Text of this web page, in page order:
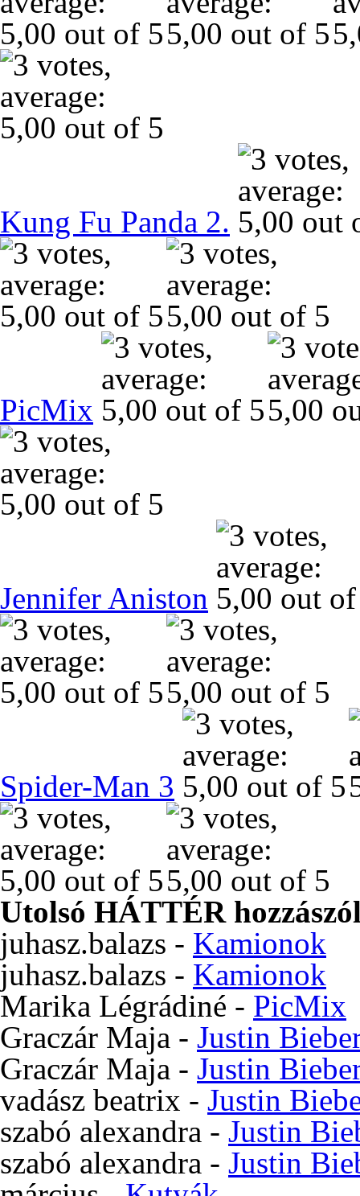
Kung Fu Panda 2.
PicMix
Jennifer Aniston
Spider-Man 3
Utolsó HÁTTÉR
juhasz.balazs - Kamionok
juhasz.balazs - Kamionok
Marika Légrádiné - PicMix
Graczár Maja - Justin
Graczár Maja - Justin
vadász beatrix - Justin
szabó alexandra - Justin
szabó alexandra - Justin